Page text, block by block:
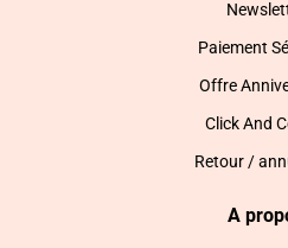
Paiement
Offre
Click And
Retour /
A